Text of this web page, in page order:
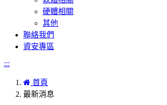
硬體相關
其他
聯絡我們
資安專區
:::
首頁
最新消息